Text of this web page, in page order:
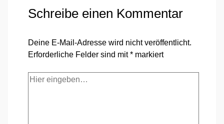
Schreibe einen Kommentar
Deine E-Mail-Adresse wird nicht veröffentlicht.
Erforderliche Felder sind mit* markiert
Hier